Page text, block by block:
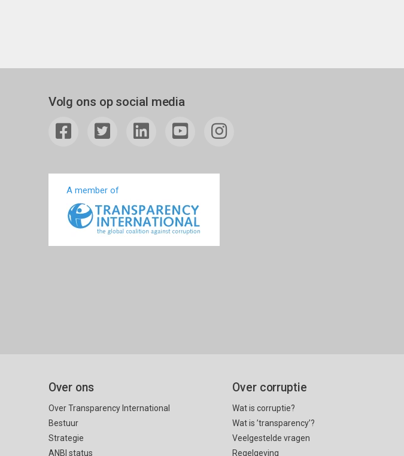
Volg ons op social media
A member of
Over ons
Over Transparency International
Bestuur
Strategie
ANBI status
Over corruptie
Wat is corruptie?
Wat is ’transparency’?
Veelgestelde vragen
Regelgeving